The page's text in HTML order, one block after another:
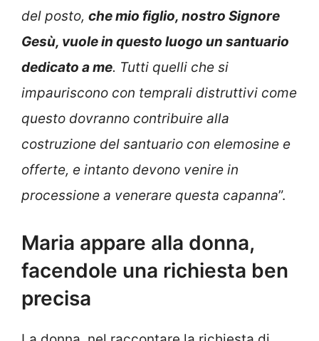
del posto, che mio figlio, nostro Signore
Gesù, vuole in questo luogo un santuario
dedicato a me. Tutti quelli che si
impauriscono con temprali distruttivi come
questo dovranno contribuire alla
costruzione del santuario con elemosine e
offerte, e intanto devono venire in
processione a venerare questa capanna”.
Maria appare alla donna,
facendole una richiesta ben
precisa